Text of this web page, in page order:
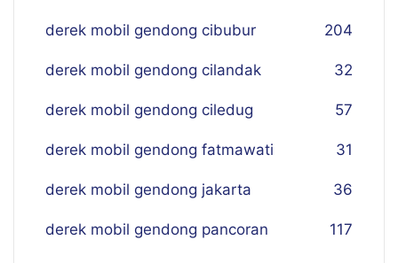
derek mobil gendong cibubur 204
derek mobil gendong cilandak 32
derek mobil gendong ciledug 57
derek mobil gendong fatmawati 31
derek mobil gendong jakarta 36
derek mobil gendong pancoran 117